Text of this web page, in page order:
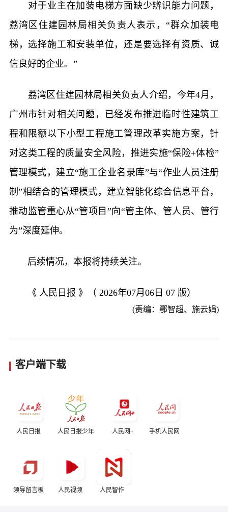
对于业主在加装电梯方面缺少辨识能力问题，
荔湾区住建园林局相关负责人表示，“群众加装电
梯，选择施工和安装单位，还是要选择有资质、诚
信良好的企业。”
荔湾区住建园林局相关负责人介绍，今年4月，
广州市针对相关问题，已经发布推进临时性建筑工
程和限额以下小型工程施工管理改革实施方案，针
对这类工程的质量安全风险，推进实施“保险+体检”
管理模式，建立“施工企业名录库”与“作业人员注册
制”相结合的管理模式，建立智能化综合信息平台，
推动监管重心从“管项目”向“管主体、管人员、管行
为”深度延伸。
后续情况，本报将持续关注。
《 人民日报 》（ 2026年07月06日 07 版）
(责编：鄂智超、施云娟)
客户端下载
人民日报 人民日报少年 人民网+ 手机人民网
领导留言板 人民视频 人民智作